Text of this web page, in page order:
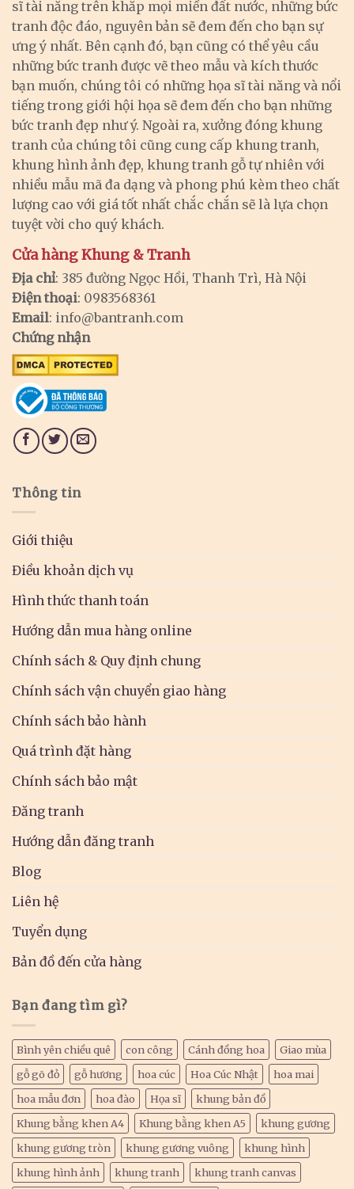
sĩ tài năng trên khắp mọi miền đất nước, những bức
tranh độc đáo, nguyên bản sẽ đem đến cho bạn sự
ưng ý nhất. Bên cạnh đó, bạn cũng có thể yêu cầu
những bức tranh được vẽ theo mẫu và kích thước
bạn muốn, chúng tôi có những họa sĩ tài năng và nổi
tiếng trong giới hội họa sẽ đem đến cho bạn những
bức tranh đẹp như ý. Ngoài ra, xưởng đóng khung
tranh của chúng tôi cũng cung cấp khung tranh,
khung hình ảnh đẹp, khung tranh gỗ tự nhiên với
nhiều mẫu mã đa dạng và phong phú kèm theo chất
lượng cao với giá tốt nhất chắc chắn sẽ là lựa chọn
tuyệt vời cho quý khách.
Cửa hàng Khung & Tranh
Địa chỉ: 385 đường Ngọc Hồi, Thanh Trì, Hà Nội
Điện thoại: 0983568361
Email: info@bantranh.com
Chứng nhận
Thông tin
Giới thiệu
Điều khoản dịch vụ
Hình thức thanh toán
Hướng dẫn mua hàng online
Chính sách & Quy định chung
Chính sách vận chuyển giao hàng
Chính sách bảo hành
Quá trình đặt hàng
Chính sách bảo mật
Đăng tranh
Hướng dẫn đăng tranh
Blog
Liên hệ
Tuyển dụng
Bản đồ đến cửa hàng
Bạn đang tìm gì?
Bình yên chiều quê con công Cánh đồng hoa
Giao mùa
gỗ gõ đỏ
gỗ hương hoa cúc Hoa Cúc Nhật
hoa mai
hoa mẫu đơn
hoa đào Họa sĩ
khung bản đồ
Khung bằng khen A4
Khung bằng khen A5
khung gương
khung gương tròn
khung gương vuông
khung hình
khung hình ảnh
khung tranh
khung tranh canvas